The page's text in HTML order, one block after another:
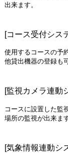
出来ます。
[コース受付シス
使用するコースの予
他貸出機器の登録も
[監視カメラ連動
コースに設置した監
場所の監視が出来ます
[気象情報連動シ